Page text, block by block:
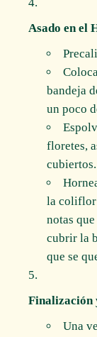
Asado en el
bandeja
un poco
floretes,
cubiertos.
la coliflor
notas
cubrir la
que se
Finalización
Una